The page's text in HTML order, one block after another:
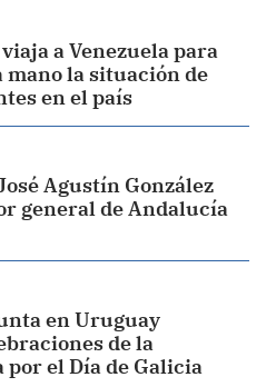
a Venezuela para
la situación de
en el país
Agustín González
general de Andalucía
en Uruguay
de la
el Día de Galicia